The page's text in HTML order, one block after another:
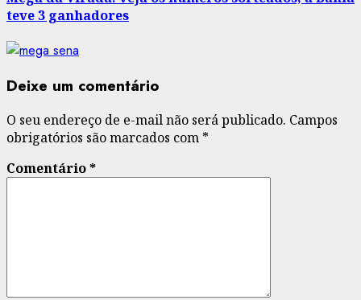
teve 3 ganhadores
Deixe um comentário
O seu endereço de e-mail não será publicado. Campos
obrigatórios são marcados com *
Comentário*